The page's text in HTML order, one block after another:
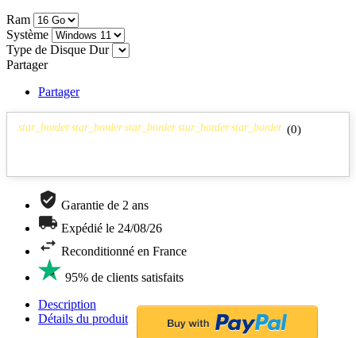
Ram
Système
Type de Disque Dur
Partager
Partager
star_border star_border star_border star_border star_border (0)
Garantie de 2 ans
Expédié le 24/08/26
Reconditionné en France
95% de clients satisfaits
Description
Détails du produit